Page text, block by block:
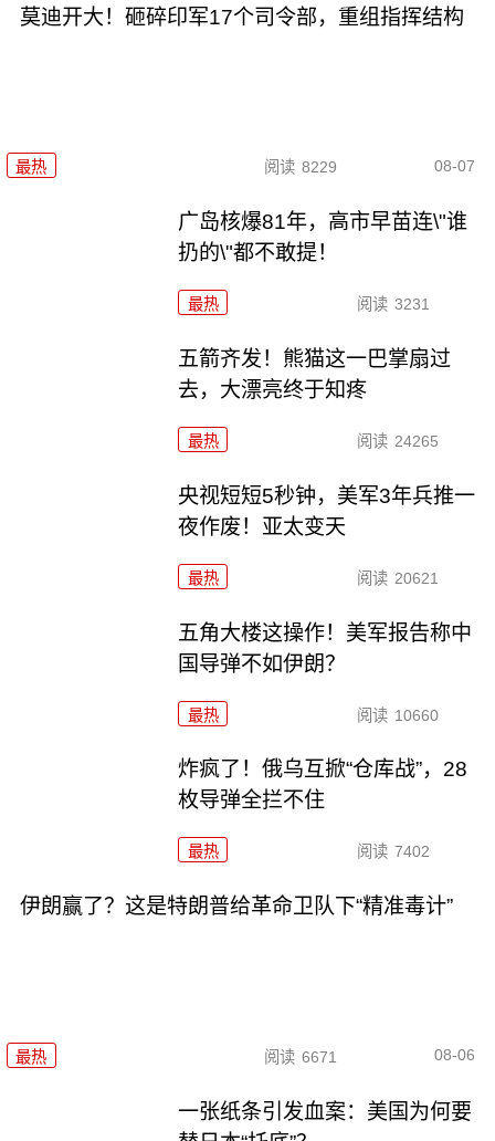
莫迪开大！砸碎印军17个司令部，重组指挥结构
最热 阅读 8229 08-07
广岛核爆81年，高市早苗连\"谁
扔的\"都不敢提！
最热 阅读 3231
五箭齐发！熊猫这一巴掌扇过
去，大漂亮终于知疼
最热 阅读 24265
央视短短5秒钟，美军3年兵推一
夜作废！亚太变天
最热 阅读 20621
五角大楼这操作！美军报告称中
国导弹不如伊朗？
最热 阅读 10660
炸疯了！俄乌互掀“仓库战”，28
枚导弹全拦不住
最热 阅读 7402
伊朗赢了？这是特朗普给革命卫队下“精准毒计”
最热 阅读 6671 08-06
一张纸条引发血案：美国为何要